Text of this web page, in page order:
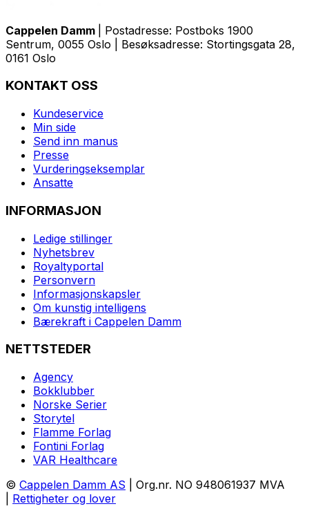
Cappelen Damm
| Postadresse: Postboks 1900
Sentrum, 0055 Oslo | Besøksadresse: Stortingsgata 28,
0161 Oslo
KONTAKT OSS
Kundeservice
Min side
Send inn manus
Presse
Vurderingseksemplar
Ansatte
INFORMASJON
Ledige stillinger
Nyhetsbrev
Royaltyportal
Personvern
Informasjonskapsler
Om kunstig intelligens
Bærekraft i Cappelen Damm
NETTSTEDER
Agency
Bokklubber
Norske Serier
Storytel
Flamme Forlag
Fontini Forlag
VAR Healthcare
© Cappelen Damm AS | Org.nr. NO 948061937 MVA
Rettigheter og lover